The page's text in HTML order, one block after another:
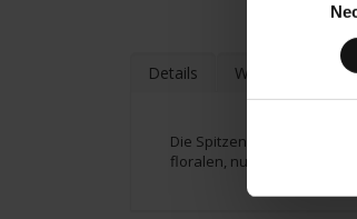
Details
Die Spitzenqualität aus
floralen, nuancenreichen
Weitere